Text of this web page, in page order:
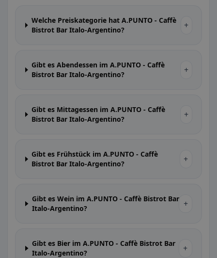
Welche Preiskategorie hat A.PUNTO - Caffè
Bistrot Bar Italo-Argentino?
+
Gibt es Abendessen im A.PUNTO - Caffè
Bistrot Bar Italo-Argentino?
+
Gibt es Mittagessen im A.PUNTO - Caffè
Bistrot Bar Italo-Argentino?
+
Gibt es Frühstück im A.PUNTO - Caffè
Bistrot Bar Italo-Argentino?
+
Gibt es Wein im A.PUNTO - Caffè Bistrot Bar
Italo-Argentino?
+
Gibt es Bier im A.PUNTO - Caffè Bistrot Bar
Italo-Argentino?
+